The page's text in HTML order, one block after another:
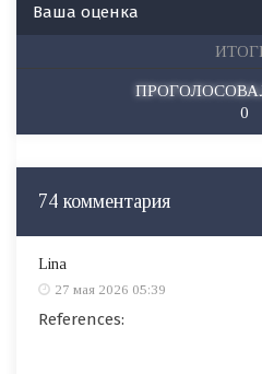
Ваша оценка
0
74 комментария
Lina
27 мая 2026 05:39
References: